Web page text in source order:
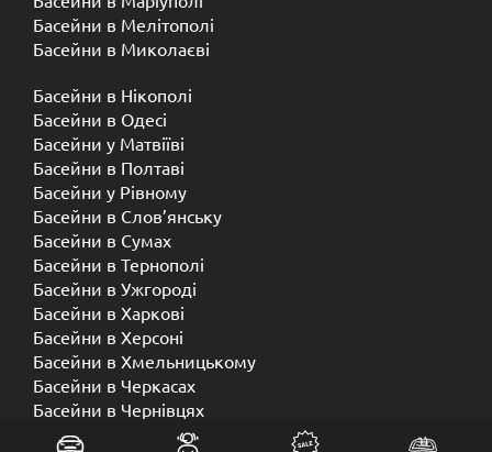
Басейни в Мелітополі
Басейни в Миколаєві
Басейни в Нікополі
Басейни в Одесі
Басейни у Матвіїві
Басейни в Полтаві
Басейни у ​​Рівному
Басейни в Слов’янську
Басейни в Сумах
Басейни в Тернополі
Басейни в Ужгороді
Басейни в Харкові
Басейни в Херсоні
Басейни в Хмельницькому
Басейни в Черкасах
Басейни в Чернівцях
Басейни в Чернігові